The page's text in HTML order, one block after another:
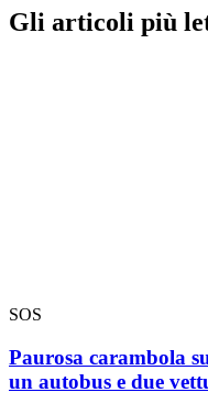
Gli articoli più
SOS
Paurosa carambola
un autobus e due